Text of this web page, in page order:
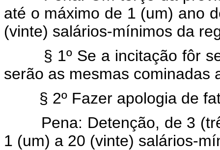
até o máximo de 1 (um) ano
(vinte) salários-mínimos da
§ 1º Se a incitação fôr
serão as mesmas cominadas
§ 2º Fazer apologia de
Pena: Detenção, de 3
1 (um) a 20 (vinte) salários-